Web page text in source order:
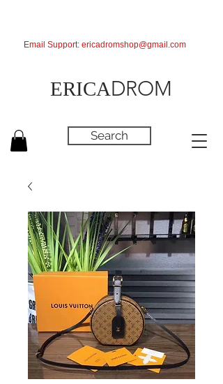
ERICADROM
Search
Email Support: ericadromshop@gmail.com